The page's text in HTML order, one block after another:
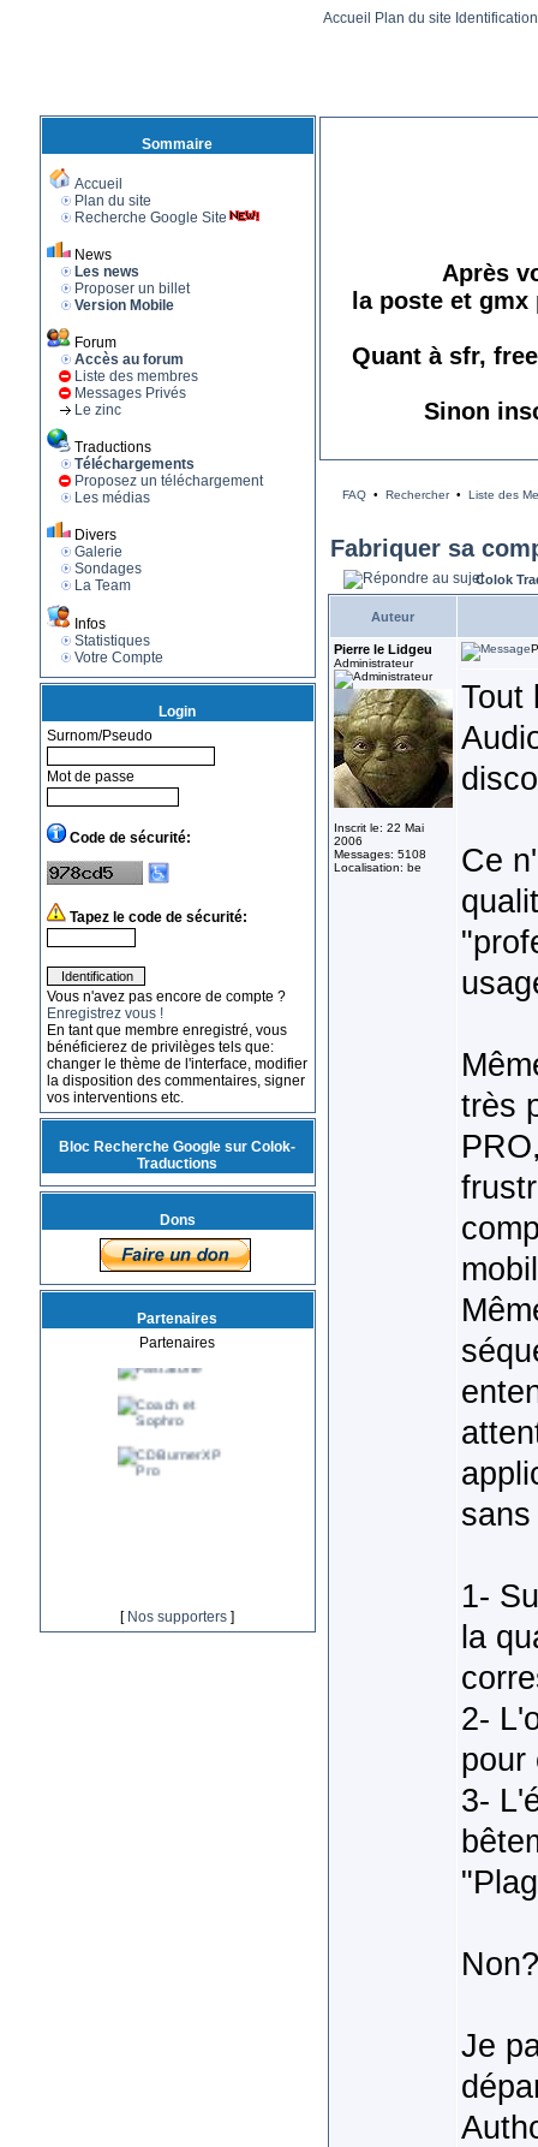
Accueil Plan du site
Sommaire
Accueil
Plan du site
Recherche Google Site
News
Les news
Proposer un billet
Version Mobile
Forum
Accès au forum
Liste des membres
Messages Privés
Le zinc
Traductions
Téléchargements
Proposez un téléchargement
Les médias
Divers
Galerie
Sondages
La Team
Infos
Statistiques
Votre Compte
Login
Surnom/Pseudo
Mot de passe
Code de sécurité:
Tapez le code de sécurité:
Vous n'avez pas encore de compte ?
Enregistrez vous !
En tant que membre enregistré, vous
bénéficierez de privilèges tels que:
changer le thème de l'interface, modifier
la disposition des commentaires, signer
vos interventions etc.
Bloc Recherche Google sur Colok-
Traductions
Dons
Partenaires
Partenaires
[ Nos supporters ]
Après
la poste et
Quant à sfr,
Sinon
FAQ• Rechercher• Liste des
Fabriquer sa
Colok
Auteur
Pierre le Lidgeu
Administrateur
Inscrit le: 22 Mai
2006
Messages: 5108
Localisation: be
Tout
Ce
très
1-
la
2-
pour
3-
Non?
Je